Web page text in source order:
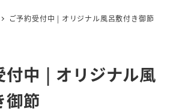
ご予約受付中 | オリジナル風呂敷付き御節
付中 | オリジナル風
御節